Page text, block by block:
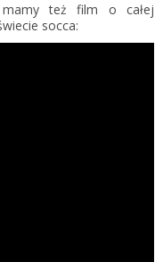
mamy też film o całej
socca: